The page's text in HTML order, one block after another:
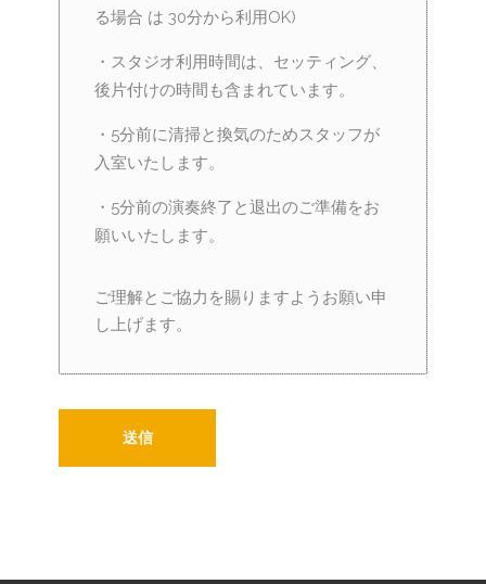
る場合 は 30分から利用OK)
・スタジオ利用時間は、セッティング、
後片付けの時間も含まれています。
・5分前に清掃と換気のためスタッフが
入室いたします。
・5分前の演奏終了と退出のご準備をお
願いいたします。
ご理解とご協力を賜りますようお願い申
し上げます。